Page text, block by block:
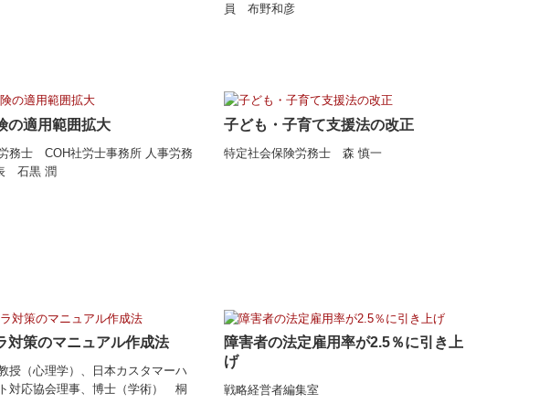
員 布野和彦
の適用範囲拡大
務士 COH社労士事務所 人事労務
石黒 潤
子ども・子育て支援法の改正
特定社会保険労務士 森 慎一
対策のマニュアル作成法
授（心理学）、日本カスタマーハ
対応協会理事、博士（学術） 桐
障害者の法定雇用率が2.5％に引き上
げ
戦略経営者編集室